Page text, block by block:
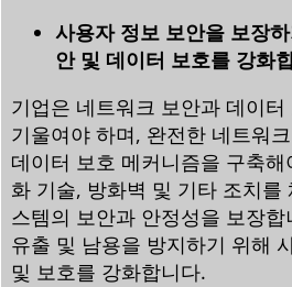
사용자 정보 보안을 보장
안 및 데이터 보호를 강화
기업은 네트워크 보안과 데이
기울여야 하며, 완전한 네트워
데이터 보호 메커니즘을 구축
화 기술, 방화벽 및 기타 조치를
스템의 보안과 안정성을 보장
유출 및 남용을 방지하기 위해
및 보호를 강화합니다.